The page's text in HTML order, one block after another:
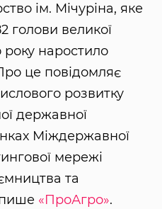
ім. Мічуріна, яке
голови великої
року наростило
це повідомляє
розвитку
державної
Міждержавної
мережі
та
пише «ПроАгро».